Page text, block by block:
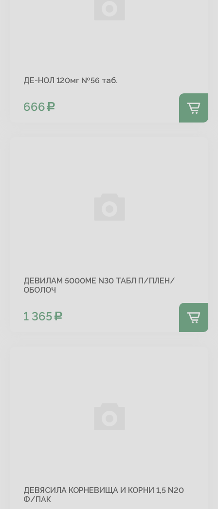
ДЕ-НОЛ 120мг №56 таб.
666
ДЕВИЛАМ 5000МЕ N30 ТАБЛ П/ПЛЕН/
ОБОЛОЧ
1 365
ДЕВЯСИЛА КОРНЕВИЩА И КОРНИ 1,5 N20
Ф/ПАК